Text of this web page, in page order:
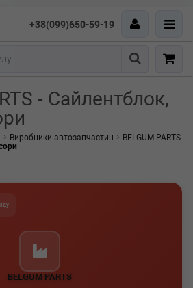
+38(099)650-59-19
Пошук
- Сайлентблок,
Виробники автозапчастин
BELGUM PARTS
BELGUM PARTS